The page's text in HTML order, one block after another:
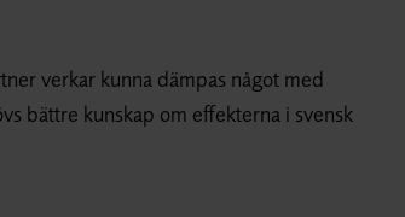
verkar kunna dämpas något med
bättre kunskap om effekterna i svensk